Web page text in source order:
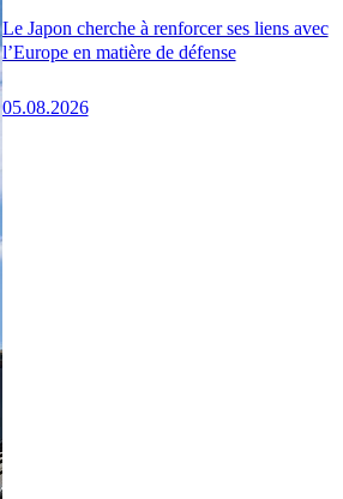
Le Japon cherche à renforcer ses liens avec
l’Europe en matière de défense
05.08.2026